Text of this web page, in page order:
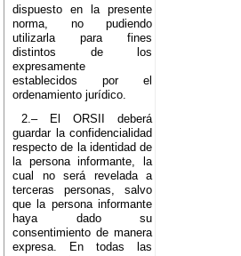
dispuesto en la presente
norma, no pudiendo
utilizarla para fines
distintos de los
expresamente
establecidos por el
ordenamiento jurídico.
2.– El ORSII deberá
guardar la confidencialidad
respecto de la identidad de
la persona informante, la
cual no será revelada a
terceras personas, salvo
que la persona informante
haya dado su
consentimiento de manera
expresa. En todas las